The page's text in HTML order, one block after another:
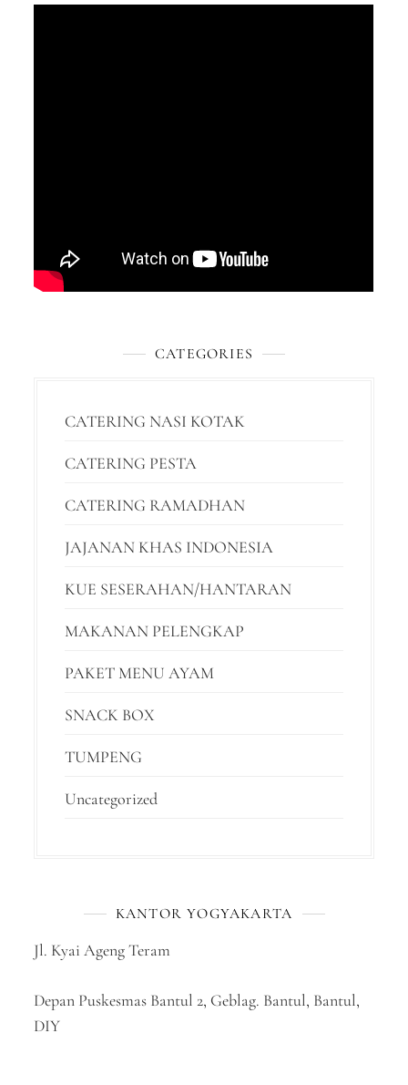
CATEGORIES
CATERING NASI KOTAK
CATERING PESTA
CATERING RAMADHAN
JAJANAN KHAS INDONESIA
KUE SESERAHAN/HANTARAN
MAKANAN PELENGKAP
PAKET MENU AYAM
SNACK BOX
TUMPENG
Uncategorized
KANTOR YOGYAKARTA
Jl. Kyai Ageng Teram
Depan Puskesmas Bantul 2, Geblag. Bantul, Bantul,
DIY